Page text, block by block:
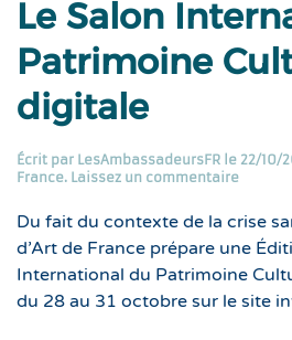
Le Salon
Patrimoine
digitale
Écrit par LesAmbassadeursFR le 22/10/
France. Laissez un commentaire
Du fait du contexte de la crise
d’Art de France prépare une
International du Patrimoine
du 28 au 31 octobre sur le site